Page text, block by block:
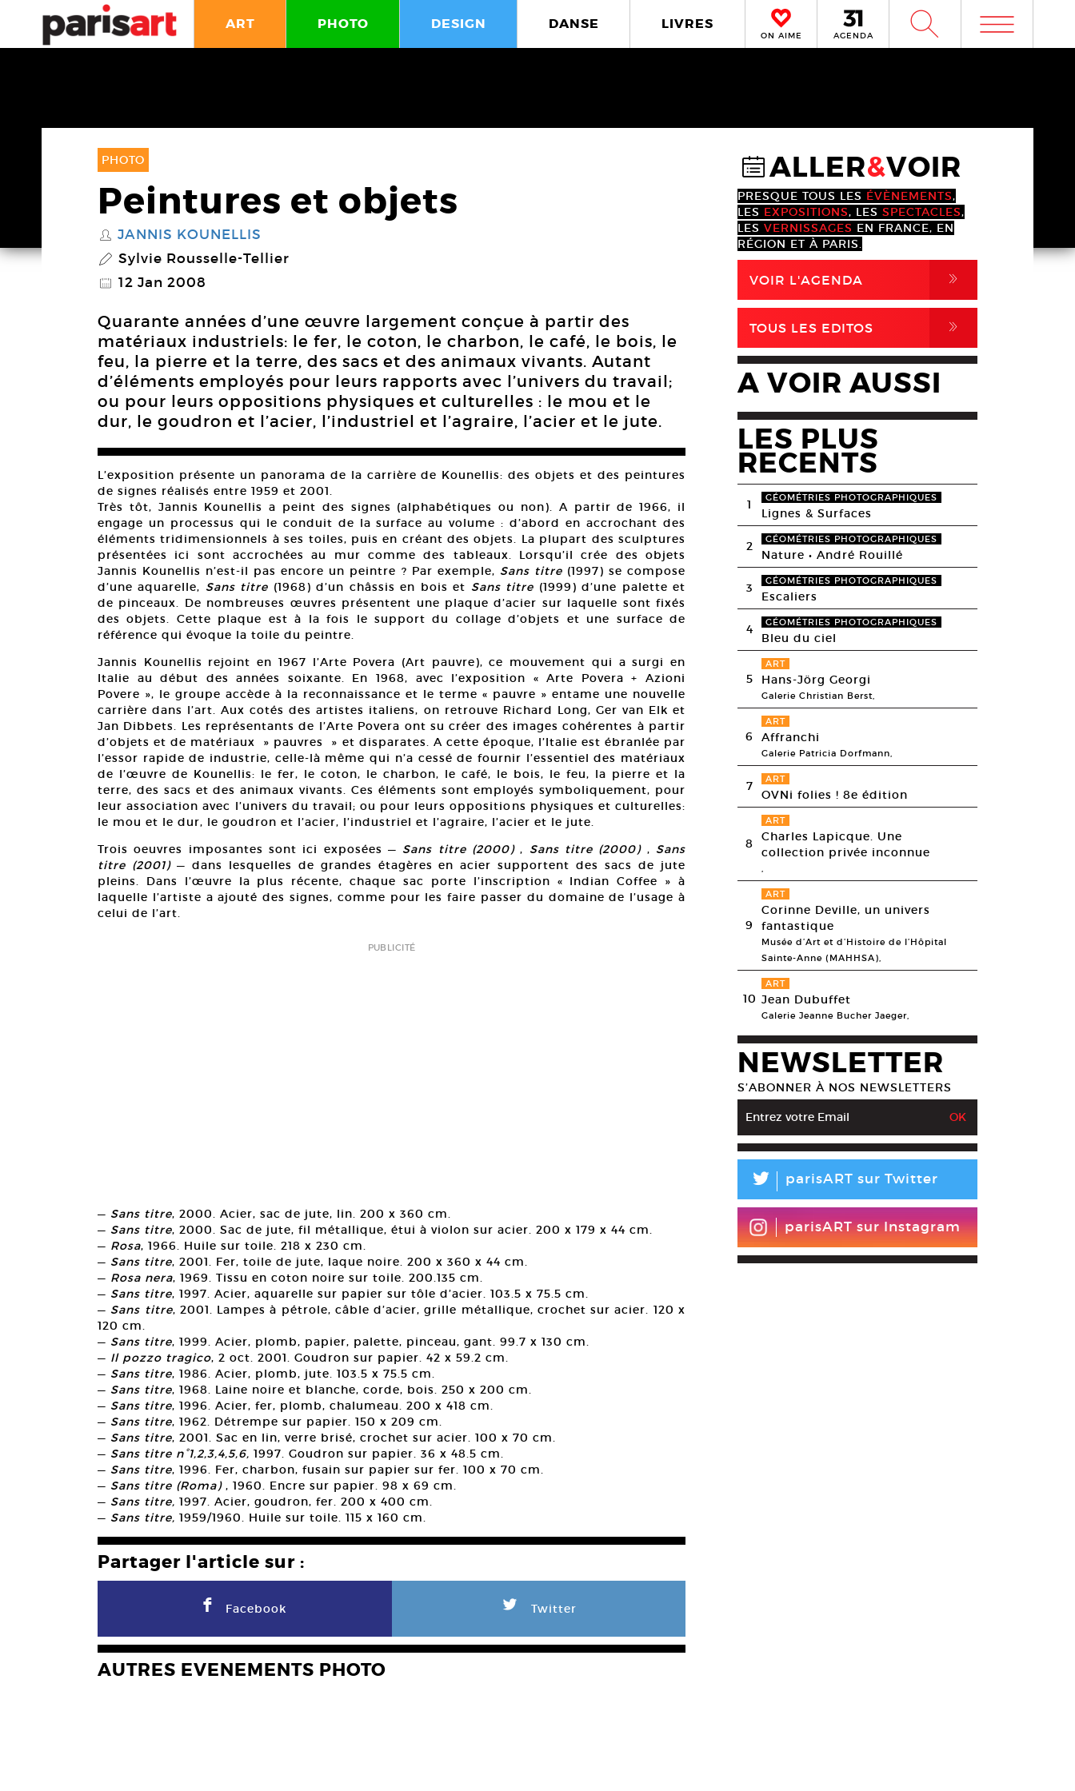
ART PHOTO DESIGN DANSE LIVRES
ON AIME AGENDA W m
PHOTO
Peintures et objets
S JANNIS KOUNELLIS
P Sylvie Rousselle-Tellier
@ 12 Jan 2008
Quarante années d’une œuvre largement conçue à partir des
matériaux industriels: le fer, le coton, le charbon, le café, le bois, le
feu, la pierre et la terre, des sacs et des animaux vivants. Autant
d’éléments employés pour leurs rapports avec l’univers du travail;
ou pour leurs oppositions physiques et culturelles : le mou et le
dur, le goudron et l’acier, l’industriel et l’agraire, l’acier et le jute.
L’exposition présente un panorama de la carrière de Kounellis: des objets et des peintures
de signes réalisés entre 1959 et 2001.
Très tôt, Jannis Kounellis a peint des signes (alphabétiques ou non). A partir de 1966, il
engage un processus qui le conduit de la surface au volume : d’abord en accrochant des
éléments tridimensionnels à ses toiles, puis en créant des objets. La plupart des sculptures
présentées ici sont accrochées au mur comme des tableaux. Lorsqu’il crée des objets
Jannis Kounellis n’est-il pas encore un peintre ? Par exemple, Sans titre (1997) se compose
d’une aquarelle, Sans titre (1968) d’un châssis en bois et Sans titre (1999) d’une palette et
de pinceaux. De nombreuses œuvres présentent une plaque d’acier sur laquelle sont fixés
des objets. Cette plaque est à la fois le support du collage d’objets et une surface de
référence qui évoque la toile du peintre.
Jannis Kounellis rejoint en 1967 l’Arte Povera (Art pauvre), ce mouvement qui a surgi en
Italie au début des années soixante. En 1968, avec l’exposition « Arte Povera + Azioni
Povere », le groupe accède à la reconnaissance et le terme « pauvre » entame une nouvelle
carrière dans l’art. Aux cotés des artistes italiens, on retrouve Richard Long, Ger van Elk et
Jan Dibbets. Les représentants de l’Arte Povera ont su créer des images cohérentes à partir
d’objets et de matériaux » pauvres » et disparates. A cette époque, l’Italie est ébranlée par
l’essor rapide de industrie, celle-là même qui n’a cessé de fournir l’essentiel des matériaux
de l’œuvre de Kounellis: le fer, le coton, le charbon, le café, le bois, le feu, la pierre et la
terre, des sacs et des animaux vivants. Ces éléments sont employés symboliquement, pour
leur association avec l’univers du travail; ou pour leurs oppositions physiques et culturelles:
le mou et le dur, le goudron et l’acier, l’industriel et l’agraire, l’acier et le jute.
Trois oeuvres imposantes sont ici exposées — Sans titre (2000), Sans titre (2000) , Sans
titre (2001) — dans lesquelles de grandes étagères en acier supportent des sacs de jute
pleins. Dans l’œuvre la plus récente, chaque sac porte l’inscription « Indian Coffee » à
laquelle l’artiste a ajouté des signes, comme pour les faire passer du domaine de l’usage à
celui de l’art.
PUBLICITÉ
— Sans titre, 2000. Acier, sac de jute, lin. 200 x 360 cm.
— Sans titre, 2000. Sac de jute, fil métallique, étui à violon sur acier. 200 x 179 x 44 cm.
— Rosa, 1966. Huile sur toile. 218 x 230 cm.
— Sans titre, 2001. Fer, toile de jute, laque noire. 200 x 360 x 44 cm.
— Rosa nera, 1969. Tissu en coton noire sur toile. 200.135 cm.
— Sans titre, 1997. Acier, aquarelle sur papier sur tôle d’acier. 103.5 x 75.5 cm.
— Sans titre, 2001. Lampes à pétrole, câble d’acier, grille métallique, crochet sur acier. 120 x
120 cm.
— Sans titre, 1999. Acier, plomb, papier, palette, pinceau, gant. 99.7 x 130 cm.
— Il pozzo tragico, 2 oct. 2001. Goudron sur papier. 42 x 59.2 cm.
— Sans titre, 1986. Acier, plomb, jute. 103.5 x 75.5 cm.
— Sans titre, 1968. Laine noire et blanche, corde, bois. 250 x 200 cm.
— Sans titre, 1996. Acier, fer, plomb, chalumeau. 200 x 418 cm.
— Sans titre, 1962. Détrempe sur papier. 150 x 209 cm.
— Sans titre, 2001. Sac en lin, verre brisé, crochet sur acier. 100 x 70 cm.
— Sans titre n°1,2,3,4,5,6, 1997. Goudron sur papier. 36 x 48.5 cm.
— Sans titre, 1996. Fer, charbon, fusain sur papier sur fer. 100 x 70 cm.
— Sans titre (Roma) , 1960. Encre sur papier. 98 x 69 cm.
— Sans titre, 1997. Acier, goudron, fer. 200 x 400 cm.
— Sans titre, 1959/1960. Huile sur toile. 115 x 160 cm.
Partager l'article sur :
F Facebook L Twitter
AUTRES EVENEMENTS PHOTO
@ALLER&VOIR
PRESQUE TOUS LES ÉVÈNEMENTS,
LES EXPOSITIONS, LES SPECTACLES,
LES VERNISSAGES EN FRANCE, EN
RÉGION ET À PARIS.
VOIR L'AGENDA ,
TOUS LES EDITOS ,
A VOIR AUSSI
LES PLUS
RECENTS
1 GÉOMÉTRIES PHOTOGRAPHIQUES
Lignes & Surfaces
2 GÉOMÉTRIES PHOTOGRAPHIQUES
Nature • André Rouillé
3 GÉOMÉTRIES PHOTOGRAPHIQUES
Escaliers
4 GÉOMÉTRIES PHOTOGRAPHIQUES
Bleu du ciel
5
ART
Hans-Jörg Georgi
Galerie Christian Berst,
6
ART
Affranchi
Galerie Patricia Dorfmann,
7 ART
OVNi folies ! 8e édition
8
ART
Charles Lapicque. Une
collection privée inconnue
,
9
ART
Corinne Deville, un univers
fantastique
Musée d’Art et d’Histoire de l’Hôpital
Sainte-Anne (MAHHSA),
10
ART
Jean Dubuffet
Galerie Jeanne Bucher Jaeger,
NEWSLETTER
S’ABONNER À NOS NEWSLETTERS
L parisART sur Twitter
parisART sur Instagram